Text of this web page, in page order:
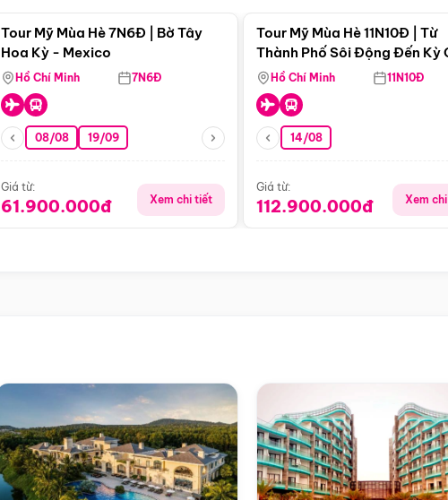
Tour Mỹ Mùa Hè 7N6Đ | Bờ Tây
Hoa Kỳ - Mexico
Hồ Chí Minh 7N6Đ
08/08 19/09
Giá từ:
61.900.000đ Xem chi tiết
Tour Mỹ Mùa Hè 11N10Đ | Từ
Thành Phố Sôi Động Đến Kỳ
Thiên Nhiên Mỹ
Hồ Chí Minh 11N10Đ
14/08
Giá từ:
112.900.000đ Xem